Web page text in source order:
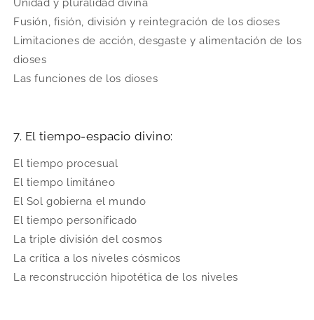
Unidad y pluralidad divina
Fusión, fisión, división y reintegración de los dioses
Limitaciones de acción, desgaste y alimentación de los
dioses
Las funciones de los dioses
7. El tiempo-espacio divino:
El tiempo procesual
El tiempo limitáneo
El Sol gobierna el mundo
El tiempo personificado
La triple división del cosmos
La crítica a los niveles cósmicos
La reconstrucción hipotética de los niveles